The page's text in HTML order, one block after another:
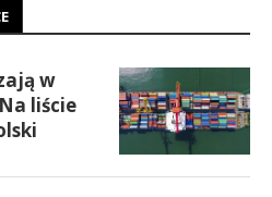
w
liście